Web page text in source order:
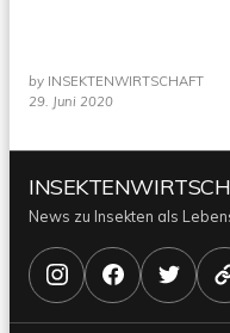
by INSEKTENWIRTSCHAFT
29. Juni 2020
News zu Insekten als
InstagramFacebookX/Twitter